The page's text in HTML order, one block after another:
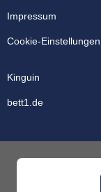
Impressum
Cookie-Einstellungen
Kinguin
bett1.de